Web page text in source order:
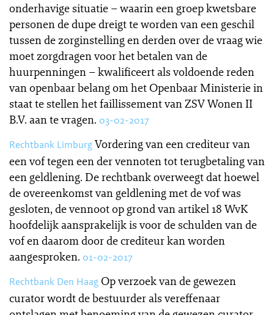
onderhavige situatie – waarin een groep kwetsbare
personen de dupe dreigt te worden van een geschil
tussen de zorginstelling en derden over de vraag wie
moet zorgdragen voor het betalen van de
huurpenningen – kwalificeert als voldoende reden
van openbaar belang om het Openbaar Ministerie in
staat te stellen het faillissement van ZSV Wonen II
B.V. aan te vragen. 03-02-2017
Rechtbank LimburgVordering van een crediteur van
een vof tegen een der vennoten tot terugbetaling van
een geldlening. De rechtbank overweegt dat hoewel
de overeenkomst van geldlening met de vof was
gesloten, de vennoot op grond van artikel 18 WvK
hoofdelijk aansprakelijk is voor de schulden van de
vof en daarom door de crediteur kan worden
aangesproken. 01-02-2017
Rechtbank Den Haag Op verzoek van de gewezen
curator wordt de bestuurder als vereffenaar